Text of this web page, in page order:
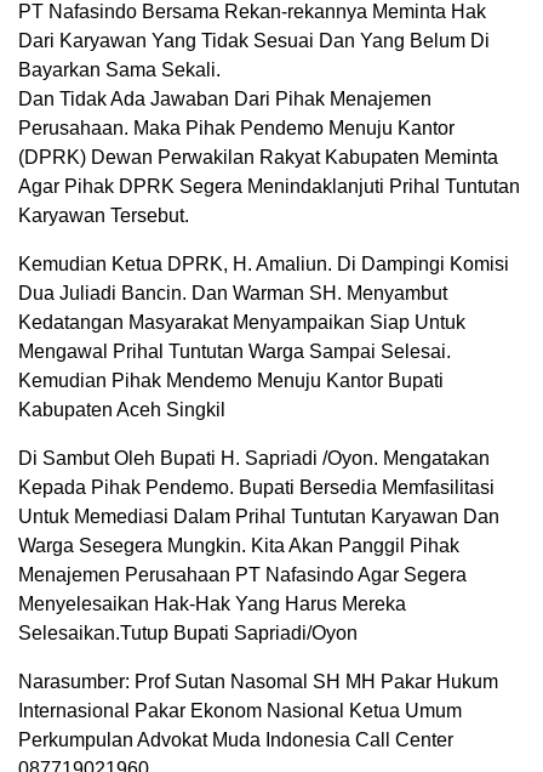
PT Nafasindo Bersama Rekan-rekannya Meminta Hak
Dari Karyawan Yang Tidak Sesuai Dan Yang Belum Di
Bayarkan Sama Sekali.
Dan Tidak Ada Jawaban Dari Pihak Menajemen
Perusahaan. Maka Pihak Pendemo Menuju Kantor
(DPRK) Dewan Perwakilan Rakyat Kabupaten Meminta
Agar Pihak DPRK Segera Menindaklanjuti Prihal Tuntutan
Karyawan Tersebut.
Kemudian Ketua DPRK, H. Amaliun. Di Dampingi Komisi
Dua Juliadi Bancin. Dan Warman SH. Menyambut
Kedatangan Masyarakat Menyampaikan Siap Untuk
Mengawal Prihal Tuntutan Warga Sampai Selesai.
Kemudian Pihak Mendemo Menuju Kantor Bupati
Kabupaten Aceh Singkil
Di Sambut Oleh Bupati H. Sapriadi /Oyon. Mengatakan
Kepada Pihak Pendemo. Bupati Bersedia Memfasilitasi
Untuk Memediasi Dalam Prihal Tuntutan Karyawan Dan
Warga Sesegera Mungkin. Kita Akan Panggil Pihak
Menajemen Perusahaan PT Nafasindo Agar Segera
Menyelesaikan Hak-Hak Yang Harus Mereka
Selesaikan.Tutup Bupati Sapriadi/Oyon
Narasumber: Prof Sutan Nasomal SH MH Pakar Hukum
Internasional Pakar Ekonom Nasional Ketua Umum
Perkumpulan Advokat Muda Indonesia Call Center